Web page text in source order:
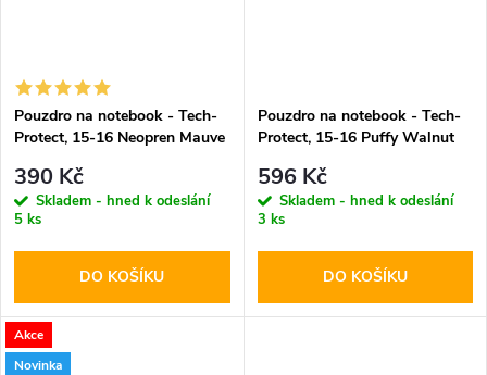
Pouzdro na notebook - Tech-
Protect, 15-16 Neopren Mauve
390 Kč
Skladem - hned k odeslání
5 ks
DO KOŠÍKU
Pouzdro na notebook - Tech-
Protect, 15-16 Puffy Walnut
596 Kč
Skladem - hned k odeslání
3 ks
DO KOŠÍKU
Akce
Novinka